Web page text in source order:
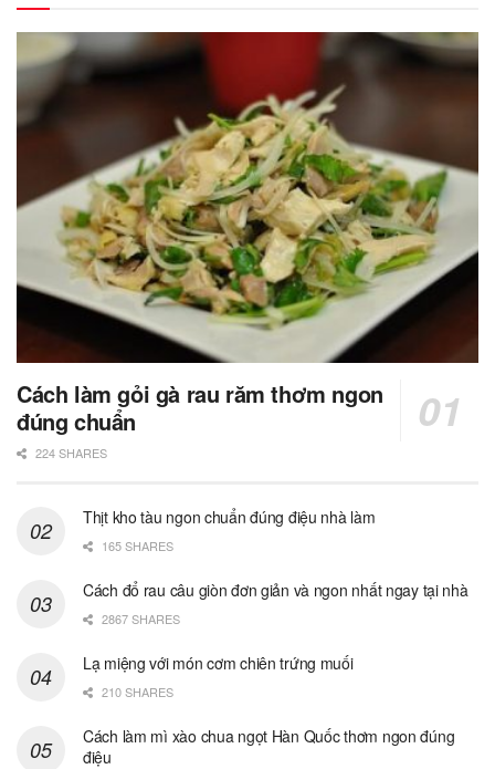
Cách làm gỏi gà rau răm thơm ngon
đúng chuẩn
224 SHARES
Thịt kho tàu ngon chuẩn đúng điệu nhà làm
165 SHARES
Cách đổ rau câu giòn đơn giản và ngon nhất ngay tại nhà
2867 SHARES
Lạ miệng với món cơm chiên trứng muối
210 SHARES
Cách làm mì xào chua ngọt Hàn Quốc thơm ngon đúng
điệu